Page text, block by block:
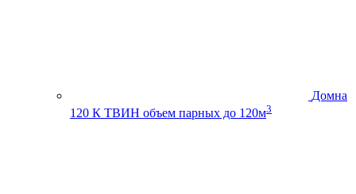
Домна
120 К ТВИН объем парных до 120м3